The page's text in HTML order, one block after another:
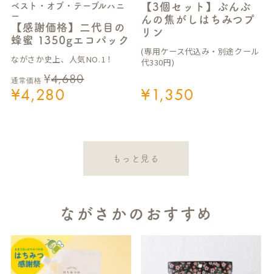
ベスト・オブ・テーブルハニ
ー
【感謝価格】二代目の
蜂蜜 1350gエコパック
ながさか史上、人気NO.1！
通常価格 ¥4,680
¥4,280
【3個セット】ぶんぶ
んの焦がしはちみつプ
リン
(専用ケース代込み・別途クール
代330円)
¥1,350
もっと見る
ながさかのおすすめ